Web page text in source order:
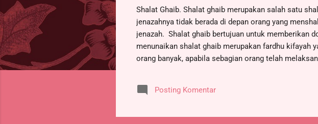
Shalat Ghaib. Shalat ghaib merupakan salah satu
jenazahnya tidak berada di depan orang yang
jenazah. Shalat ghaib bertujuan untuk memberikan
menunaikan shalat ghaib merupakan fardhu kifayah
orang banyak, apabila sebagian orang telah
maupun di masjid. Shalat ghaib pernah dilakukan
meninggal dunia. “Rasulullah SAW mengabarkan
Posting Komentar